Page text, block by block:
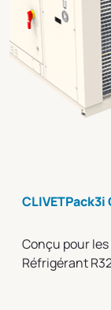
CLIVETPack3i
Conçu pour
Réfrigérant